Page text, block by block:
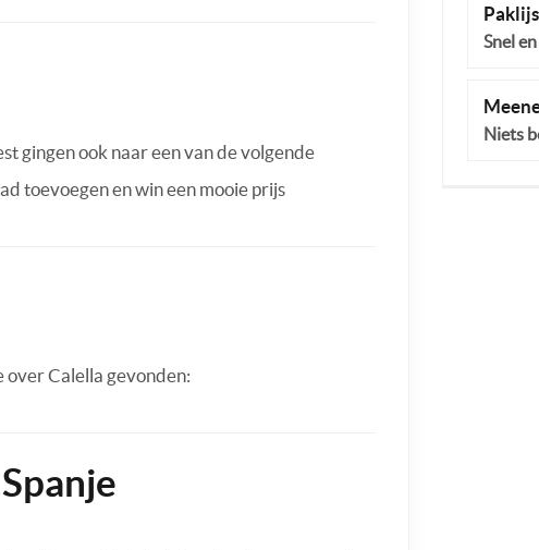
gingen ook naar een van de volgende
toevoegen en win een mooie prijs
Calella gevonden:
Snel
Niets